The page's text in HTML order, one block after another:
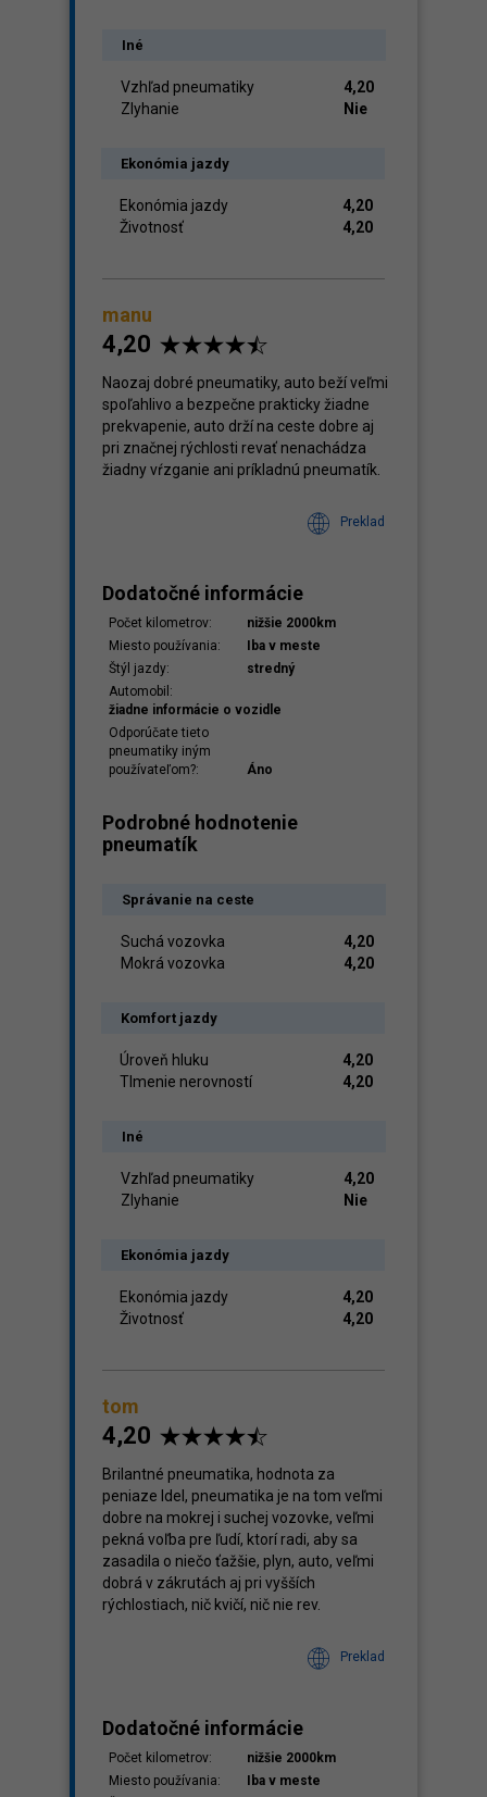
Iné
Vzhľad pneumatiky
4,20
Zlyhanie
Nie
Ekonómia jazdy
Ekonómia jazdy
4,20
Životnosť
4,20
manu
4,20
Naozaj dobré pneumatiky, auto beží veľmi
spoľahlivo a bezpečne prakticky žiadne
prekvapenie, auto drží na ceste dobre aj
pri značnej rýchlosti revať nenachádza
žiadny vŕzganie ani príkladnú pneumatík.
Preklad
Dodatočné informácie
Počet kilometrov:
nižšie 2000km
Miesto používania:
Iba v meste
Štýl jazdy:
stredný
Automobil:
žiadne informácie o vozidle
Odporúčate tieto
pneumatiky iným
používateľom?:
Áno
Podrobné hodnotenie
pneumatík
Správanie na ceste
Suchá vozovka
4,20
Mokrá vozovka
4,20
Komfort jazdy
Úroveň hluku
4,20
Tlmenie nerovností
4,20
Iné
Vzhľad pneumatiky
4,20
Zlyhanie
Nie
Ekonómia jazdy
Ekonómia jazdy
4,20
Životnosť
4,20
tom
4,20
Brilantné pneumatika, hodnota za
peniaze Idel, pneumatika je na tom veľmi
dobre na mokrej i suchej vozovke, veľmi
pekná voľba pre ľudí, ktorí radi, aby sa
zasadila o niečo ťažšie, plyn, auto, veľmi
dobrá v zákrutách aj pri vyšších
rýchlostiach, nič kvičí, nič nie rev.
Preklad
Dodatočné informácie
Počet kilometrov:
nižšie 2000km
Miesto používania:
Iba v meste